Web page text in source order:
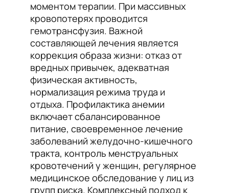
моментом терапии. При массивных
кровопотерях проводится
гемотрансфузия. Важной
составляющей лечения является
коррекция образа жизни: отказ от
вредных привычек, адекватная
физическая активность,
нормализация режима труда и
отдыха. Профилактика анемии
включает сбалансированное
питание, своевременное лечение
заболеваний желудочно-кишечного
тракта, контроль менструальных
кровотечений у женщин, регулярное
медицинское обследование у лиц из
групп риска. Комплексный подход к